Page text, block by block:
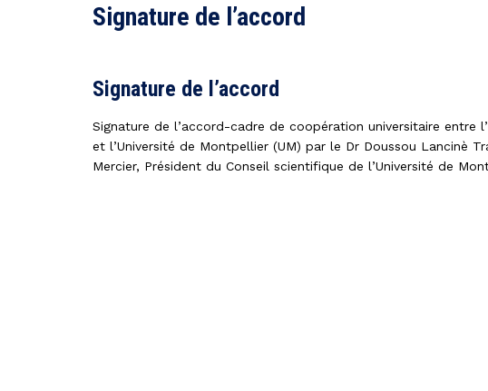
Signature de l’accord
Signature de l’accord
Signature de l’accord-cadre de coopération universitaire entre
et l’Université de Montpellier (UM) par le Dr Doussou Lancinè
Mercier, Président du Conseil scientifique de l’Université de